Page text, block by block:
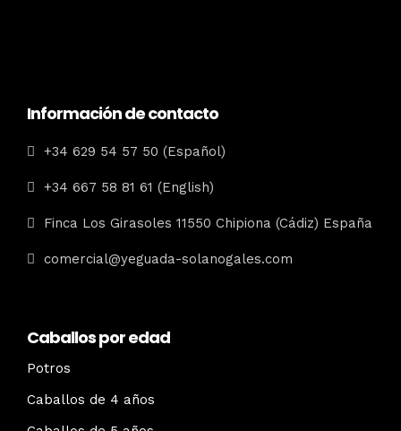
Información de contacto
+34 629 54 57 50 (Español)
+34 667 58 81 61 (English)
Finca Los Girasoles 11550 Chipiona (Cádiz) España
comercial@yeguada-solanogales.com
Caballos por edad
Potros
Caballos de 4 años